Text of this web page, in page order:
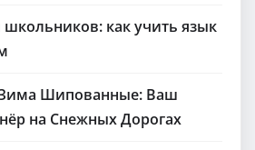
как учить язык
Шипованные: Ваш
на Снежных Дорогах